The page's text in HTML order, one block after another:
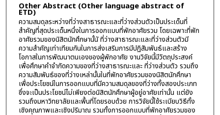
Other Abstract (Other language abstract of
ETD)
ความสมดุลระหว่างที่ว่างสาธารณะและที่ว่างส่วนตัวเป็นประเด็นที่
สำคัญที่สุดประเด็นหนึ่งในการออกแบบที่พักอาศัยรวม โดยเฉพาะที่พัก
อาศัยรวมของนิสิตนักศึกษานั้นั ที่ว่างสาธารณะและที่ว่างส่วนตัวมี
ความสำคัญเท่าเทียมกันในการส่งเสริมการมีปฏิสัมพันธ์และสร้าง
โอกาสในการพัฒนาตนเองของผู้พักอาศัย งานวิจัยนี้มีวัตถุประสงค์
เพื่อศึกษาคำจำกัดความของที่ว่างสาธารณะและ ที่ว่างส่วนตัว รวมถึง
ความสัมพันธ์ของที่ว่างเหล่านั้นในที่พักอาศัยรวมของนิสิตนักศึกษา
เพื่อประโยชน์ในการออกแบบที่มีความสมดุลของที่ว่างทั้งสองประเภท
ซึ่งจะเป็นประโยชน์ไม่เพียงต่อนิสิตนักศึกษาผู้อยู่อาศัยเท่านั้น แต่ยัง
รวมถึงมหาวิทยาลัยและพื้นที่โดยรอบด้วย การวิจัยนี้ใช้ระเบียบวิธีทั้ง
เชิงคุณภาพและเชิงปริมาณ รวมทั้งการออกแบบที่พักอาศัยรวมของ